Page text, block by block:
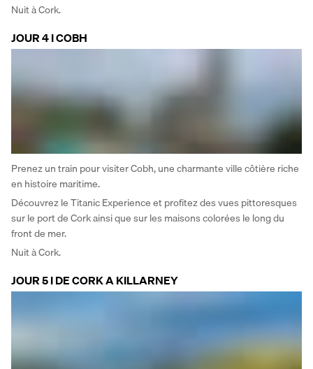
Nuit à Cork.
JOUR 4 I COBH
Prenez un train pour visiter Cobh, une charmante ville côtière riche
en histoire maritime.
Découvrez le Titanic Experience et profitez des vues pittoresques
sur le port de Cork ainsi que sur les maisons colorées le long du
front de mer.
Nuit à Cork.
JOUR 5 I DE CORK A KILLARNEY